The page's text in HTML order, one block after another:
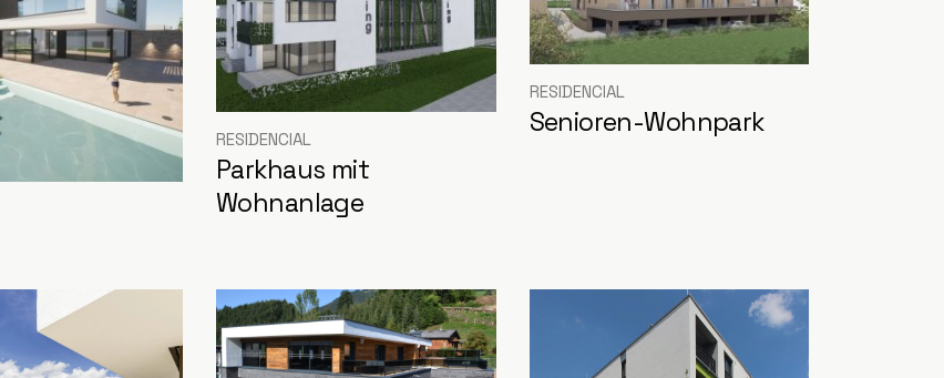
RESIDENCIAL
Parkhaus mit
Wohnanlage
RESIDENCIAL
Senioren-Wohnpark